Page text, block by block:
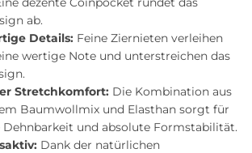
ab.
Details: Feine Ziernieten verleihen
wertige Note und unterstreichen das
Stretchkomfort: Die Kombination aus
Baumwollmix und Elasthan sorgt für
Dehnbarkeit und absolute Formstabilität.
Dank der natürlichen